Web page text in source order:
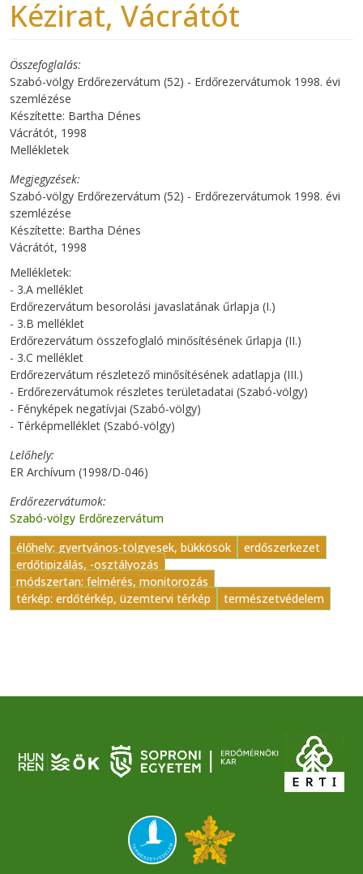
Kézirat, Vácrátót
Összefoglalás
Szabó-völgy Erdőrezervátum (52) - Erdőrezervátumok 1998. évi
szemlézése
Készítette: Bartha Dénes
Vácrátót, 1998
Mellékletek
Megjegyzések
Szabó-völgy Erdőrezervátum (52) - Erdőrezervátumok 1998. évi
szemlézése
Készítette: Bartha Dénes
Vácrátót, 1998
Mellékletek:
- 3.A melléklet
Erdőrezervátum besorolási javaslatának űrlapja (I.)
- 3.B melléklet
Erdőrezervátum összefoglaló minősítésének űrlapja (II.)
- 3.C melléklet
Erdőrezervátum részletező minősítésének adatlapja (III.)
- Erdőrezervátumok részletes területadatai (Szabó-völgy)
- Fényképek negatívjai (Szabó-völgy)
- Térképmelléklet (Szabó-völgy)
Lelőhely
ER Archívum (1998/D-046)
Erdőrezervátumok
Szabó-völgy Erdőrezervátum
élőhely: gyertyános-tölgyesek, bükkösök
erdőszerkezet
erdőtipizálás, -osztályozás
módszertan: felmérés, monitorozás
térkép: erdőtérkép, üzemtervi térkép
természetvédelem